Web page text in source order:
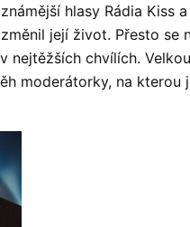
hlasy Rádia
její život. Přesto
nejtěžších chvílích.
moderátorky, na kterou